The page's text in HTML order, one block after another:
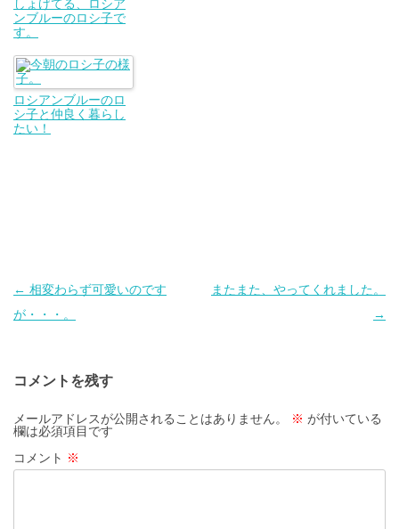
しょげてる、ロシア
ンブルーのロシ子で
す。
ロシアンブルーのロ
シ子と仲良く暮らし
たい！
投
稿
ゲ
ー
シ
ョ
← 相変わらず可愛いのです
が・・・。
またまた、やってくれました。
→
コメントを残す
メールアドレスが公開されることはありません。 ※ が付いている
欄は必須項目です
コメント ※